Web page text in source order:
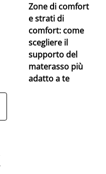
Zone di comfort
e strati di
comfort: come
scegliere il
supporto del
materasso più
adatto a te